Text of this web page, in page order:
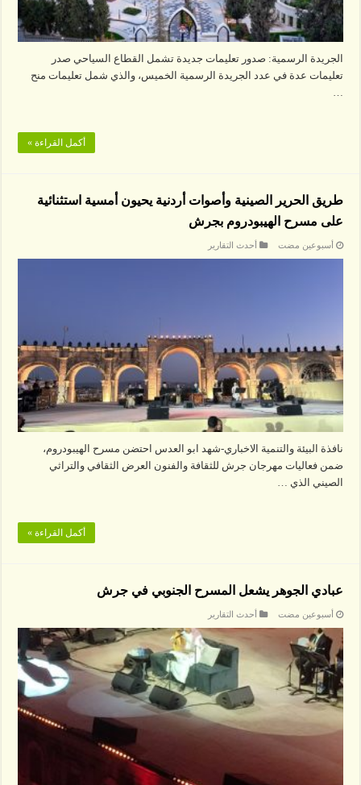
الجريدة الرسمية: صدور تعليمات جديدة تشمل القطاع السياحي صدر
تعليمات عدة في عدد الجريدة الرسمية الخميس، والذي شمل تعليمات منح
…
أكمل القراءة »
طريق الحرير الصينية وأصوات أردنية يحيون أمسية استثنائية
على مسرح الهيبودروم بجرش
‏أسبوعين مضت أحدث التقارير
نافذة البيئة والتنمية الاخباري-شهد ابو العدس احتضن مسرح الهيبودروم،
ضمن فعاليات مهرجان جرش للثقافة والفنون العرض الثقافي والتراثي
الصيني الذي …
أكمل القراءة »
عبادي الجوهر يشعل المسرح الجنوبي في جرش
‏أسبوعين مضت أحدث التقارير